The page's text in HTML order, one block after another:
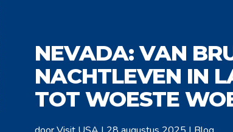
NEVADA: VAN
NACHTLEVEN IN
TOT WOESTE